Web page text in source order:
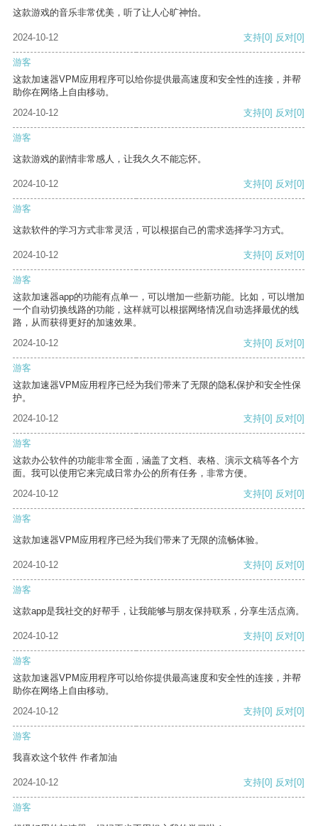
这款游戏的音乐非常优美，听了让人心旷神怡。
2024-10-12 支持[0] 反对[0]
游客
这款加速器VPM应用程序可以给你提供最高速度和安全性的连接，并帮
助你在网络上自由移动。
2024-10-12
支持[0] 反对[0]
游客
这款游戏的剧情非常感人，让我久久不能忘怀。
2024-10-12 支持[0] 反对[0]
游客
这款软件的学习方式非常灵活，可以根据自己的需求选择学习方式。
2024-10-12 支持[0] 反对[0]
游客
这款加速器app的功能有点单一，可以增加一些新功能。比如，可以增加
一个自动切换线路的功能，这样就可以根据网络情况自动选择最优的线
路，从而获得更好的加速效果。
2024-10-12
支持[0] 反对[0]
游客
这款加速器VPM应用程序已经为我们带来了无限的隐私保护和安全性保
护。
2024-10-12
支持[0] 反对[0]
游客
这款办公软件的功能非常全面，涵盖了文档、表格、演示文稿等各个方
面。我可以使用它来完成日常办公的所有任务，非常方便。
2024-10-12
支持[0] 反对[0]
游客
这款加速器VPM应用程序已经为我们带来了无限的流畅体验。
2024-10-12 支持[0] 反对[0]
游客
这款app是我社交的好帮手，让我能够与朋友保持联系，分享生活点滴。
2024-10-12 支持[0] 反对[0]
游客
这款加速器VPM应用程序可以给你提供最高速度和安全性的连接，并帮
助你在网络上自由移动。
2024-10-12
支持[0] 反对[0]
游客
我喜欢这个软件 作者加油
2024-10-12 支持[0] 反对[0]
游客